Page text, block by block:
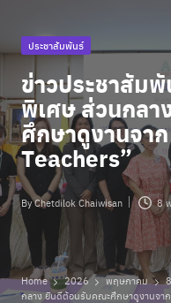
า
ร
ศึ
ก
ษ
า
พิ
เ
ศ
Posted
in
ประชาสัมพันธ์
ข่าวประชาสัม
พิเศษ ส่วนกล
ศึกษาดูงานจา
Teachers”
Posted
by
ByChetdilok Chaiwisan 8
Home 2026 พฤษภาคม 8
กลาง ยินดีต้อนรับคณะศึกษาดูงานจา